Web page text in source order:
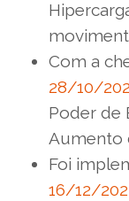
Com a
28/10/
Poder de
Aumento
Foi
16/12/